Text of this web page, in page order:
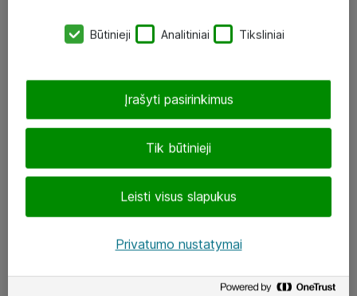
UAB „ATEA“
J. Rutkausko g. 6, Vilnius
Atea kontaktai
Aplankykite mus
Būtinieji Analitiniai Tiksliniai
Tik būtinieji
Leisti visus slapukus
Įrašyti pasirinkimus
Privatumo nustatymai